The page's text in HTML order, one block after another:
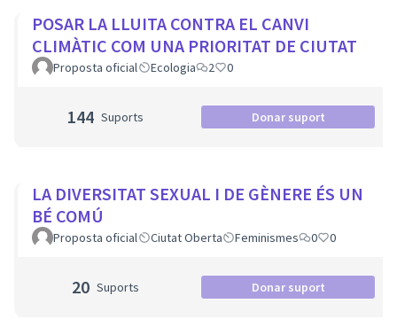
POSAR LA LLUITA CONTRA EL CANVI
CLIMÀTIC COM UNA PRIORITAT DE CIUTAT
Proposta oficial Ecologia 2 0
144 Suports Donar suport
LA DIVERSITAT SEXUAL I DE GÈNERE ÉS UN
BÉ COMÚ
Proposta oficial Ciutat Oberta Feminismes 0 0
20 Suports Donar suport